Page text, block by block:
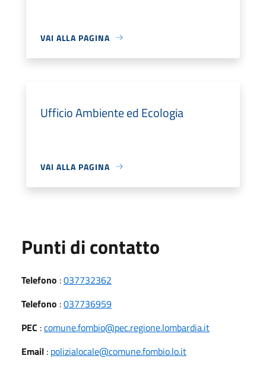
VAI ALLA PAGINA
Ufficio Ambiente ed Ecologia
VAI ALLA PAGINA
Punti di contatto
Telefono :037732362
Telefono :037736959
PEC :comune.fombio@pec.regione.lombardia.it
Email : polizialocale@comune.fombio.lo.it